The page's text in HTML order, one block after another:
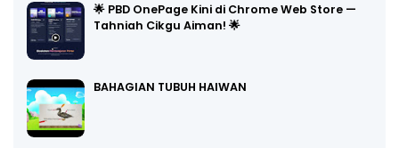
🌟 PBD OnePage Kini di Chrome Web Store —
Tahniah Cikgu Aiman! 🌟
BAHAGIAN TUBUH HAIWAN